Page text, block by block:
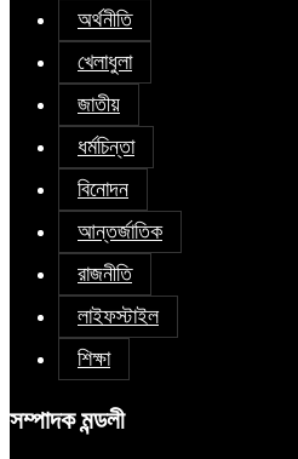
অর্থনীতি
খেলাধুলা
জাতীয়
ধর্মচিন্তা
বিনোদন
আন্তর্জাতিক
রাজনীতি
লাইফস্টাইল
শিক্ষা
সম্পাদক মন্ডলী